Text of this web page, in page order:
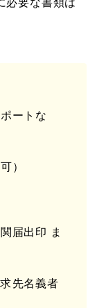
必要な書類は
ートな
）
届出印 ま
先名義者